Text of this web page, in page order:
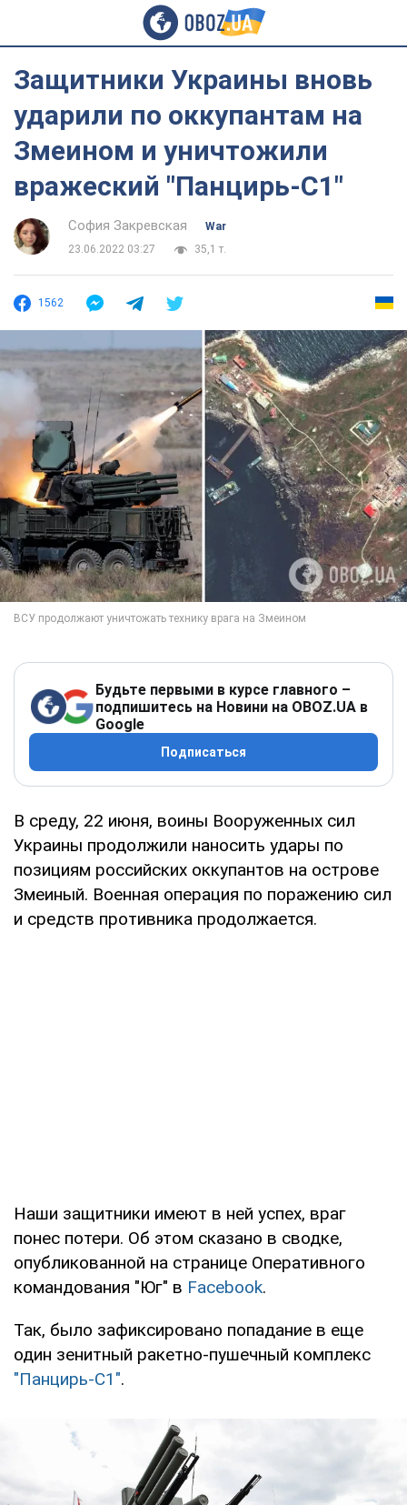
Защитники Украины вновь
ударили по оккупантам на
Змеином и уничтожили
вражеский "Панцирь-С1"
София Закревская
War
23.06.2022 03:27
35,1 т.
1562
Будьте первыми в курсе главного –
подпишитесь на Новини на OBOZ.UA в
Google
Подписаться
В среду, 22 июня, воины Вооруженных сил
Украины продолжили наносить удары по
позициям российских оккупантов на острове
Змеиный. Военная операция по поражению сил
и средств противника продолжается.
Наши защитники имеют в ней успех, враг
понес потери. Об этом сказано в сводке,
опубликованной на странице Оперативного
командования "Юг" в Facebook.
Так, было зафиксировано попадание в еще
один зенитный ракетно-пушечный комплекс
"Панцирь-С1".